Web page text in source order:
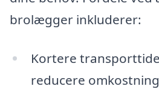
brolægger inkluderer:
Kortere
reducere